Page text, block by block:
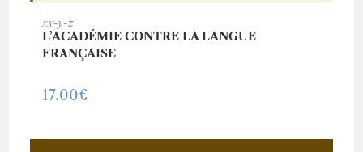
xx-y-z
L’ACADÉMIE CONTRE LA LANGUE
FRANÇAISE
17.00€